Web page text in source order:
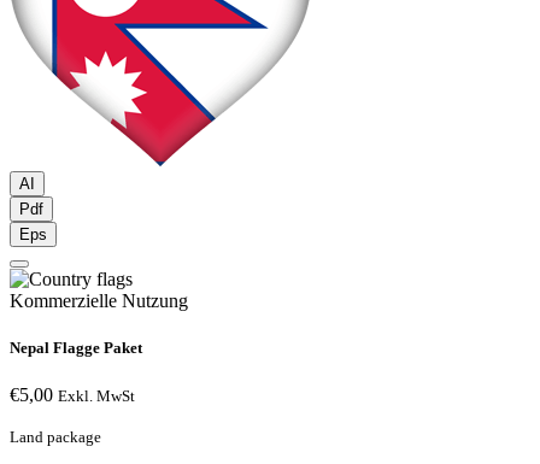
AI
Pdf
Eps
Kommerzielle Nutzung
Nepal Flagge Paket
€5,00 Exkl. MwSt
Land package